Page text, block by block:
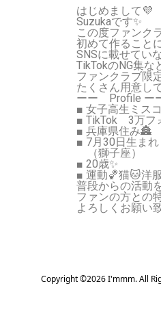
はじめまして💜
Suzukaです✨
この度ファンク
初めて作ること
SNSに載せてい
TikTokのNG集な
ファンクラブ限
たくさん用意し
ーー Profile ー
■ 女子高生ミス
■ TikTok 3万フ
■ 兵庫県住み🏯
■ 7月30日生まれ
（獅子座）
■ 20歳✨
■ 運動🏀猫🐱洋
普段からの活動
ファンの方との
よろしくお願い
Copyright ©2026I'mmm. All